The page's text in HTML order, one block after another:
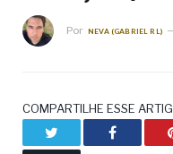
Por NEVA (GABRIEL RL)
COMPARTILHE ESSE
Facebook